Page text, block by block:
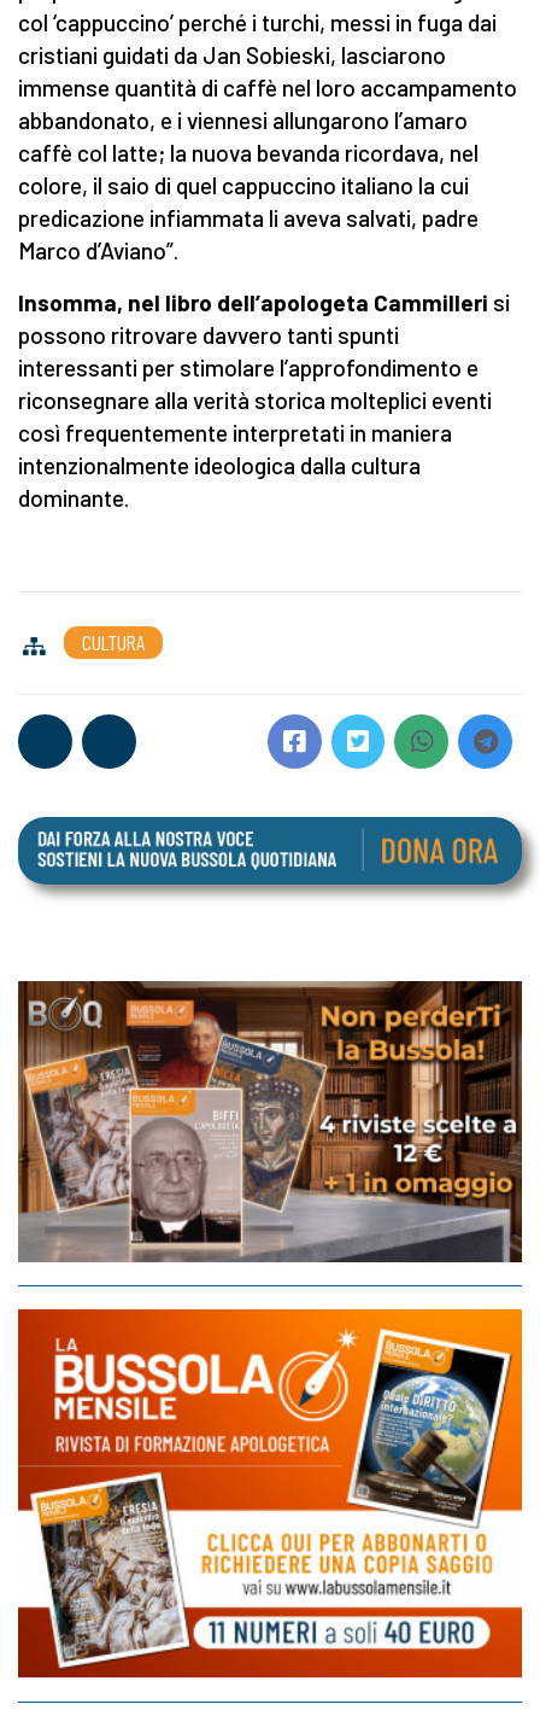
col ‘cappuccino’ perché i turchi, messi in fuga dai
cristiani guidati da Jan Sobieski, lasciarono
immense quantità di caffè nel loro accampamento
abbandonato, e i viennesi allungarono l’amaro
caffè col latte; la nuova bevanda ricordava, nel
colore, il saio di quel cappuccino italiano la cui
predicazione infiammata li aveva salvati, padre
Marco d’Aviano”.
Insomma, nel libro dell’apologeta Cammilleri si
possono ritrovare davvero tanti spunti
interessanti per stimolare l’approfondimento e
riconsegnare alla verità storica molteplici eventi
così frequentemente interpretati in maniera
intenzionalmente ideologica dalla cultura
dominante.
CULTURA